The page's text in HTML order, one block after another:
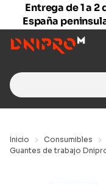
Entrega de 1 a
España
Search
for:
Inicio Consumibles
Guantes de trabajo